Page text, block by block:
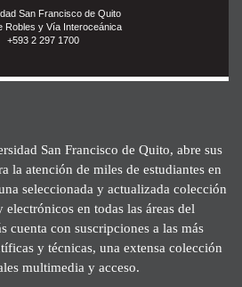
San Francisco de Quito
Robles y Vía Interoceánica
+593 2 297 1700
San Francisco de Quito, abre sus
la atención de miles de estudiantes en
seleccionada y actualizada colección
en todas las áreas del
cuenta con suscripciones a las más
y técnicas, una extensa colección
multimedia y acceso.